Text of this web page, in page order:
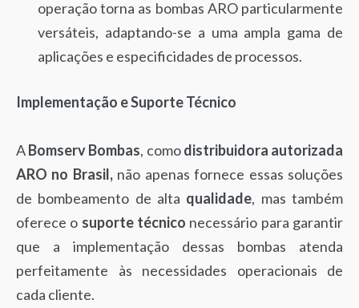
operação torna as bombas ARO particularmente
versáteis, adaptando-se a uma ampla gama de
aplicações e especificidades de processos.
Implementação e Suporte Técnico
ABomserv Bombas, comodistribuidora autorizada
ARO no Brasil,não apenas fornece essas soluções
de bombeamento de alta qualidade, mas também
oferece o suporte técnico necessário para garantir
que a implementação dessas bombas atenda
perfeitamente às necessidades operacionais de
cada cliente.